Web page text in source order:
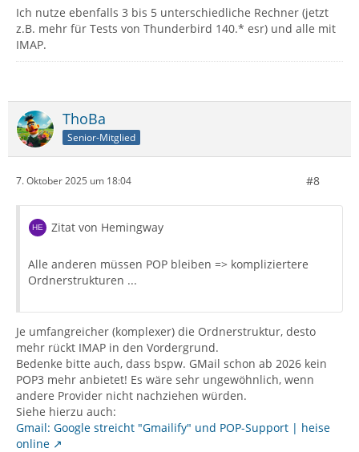
Ich nutze ebenfalls 3 bis 5 unterschiedliche Rechner (jetzt
z.B. mehr für Tests von Thunderbird 140.* esr) und alle mit
IMAP.
ThoBa
Senior-Mitglied
7. Oktober 2025 um 18:04 #8
Zitat von Hemingway
Alle anderen müssen POP bleiben => kompliziertere
Ordnerstrukturen ...
Je umfangreicher (komplexer) die Ordnerstruktur, desto
mehr rückt IMAP in den Vordergrund.
Bedenke bitte auch, dass bspw. GMail schon ab 2026 kein
POP3 mehr anbietet! Es wäre sehr ungewöhnlich, wenn
andere Provider nicht nachziehen würden.
Siehe hierzu auch:
Gmail: Google streicht "Gmailify" und POP-Support | heise
online